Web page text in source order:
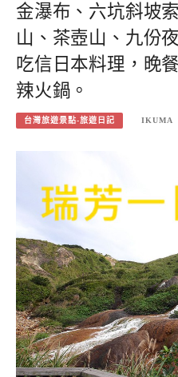
金瀑布、六坑斜坡
山、茶壺山、九份
吃信日本料理，晚
辣火鍋。
台灣旅遊景點-旅遊日記 IKUMA